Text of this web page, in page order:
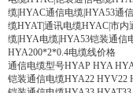
缆|HYAC通信电缆|HYA53通
缆HYAT|通讯电缆HYAC|市
缆|HYA电缆|HYA53铠装通信
HYA200*2*0.4电缆线价格
通信电缆型号HYAP HYA
铠装通信电缆HYA22 HYV22